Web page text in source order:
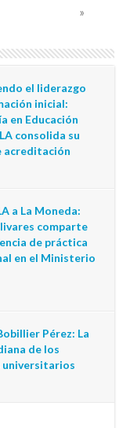
»
el liderazgo
inicial:
en Educación
consolida su
acreditación
a La Moneda:
comparte
de práctica
en el Ministerio
Pérez: La
de los